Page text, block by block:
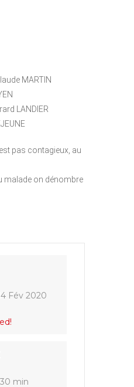
MARTIN
LANDIER
pas contagieux, au
malade on dénombre
Fév 2020
min